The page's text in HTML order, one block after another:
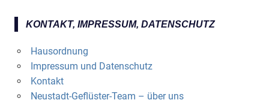
KONTAKT, IMPRESSUM, DATENSCHUTZ
Hausordnung
Impressum und Datenschutz
Kontakt
Neustadt-Geflüster-Team – über uns